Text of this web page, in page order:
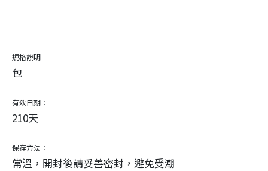
規格說明
包
有效日期：
210天
保存方法：
常溫，開封後請妥善密封，避免受潮